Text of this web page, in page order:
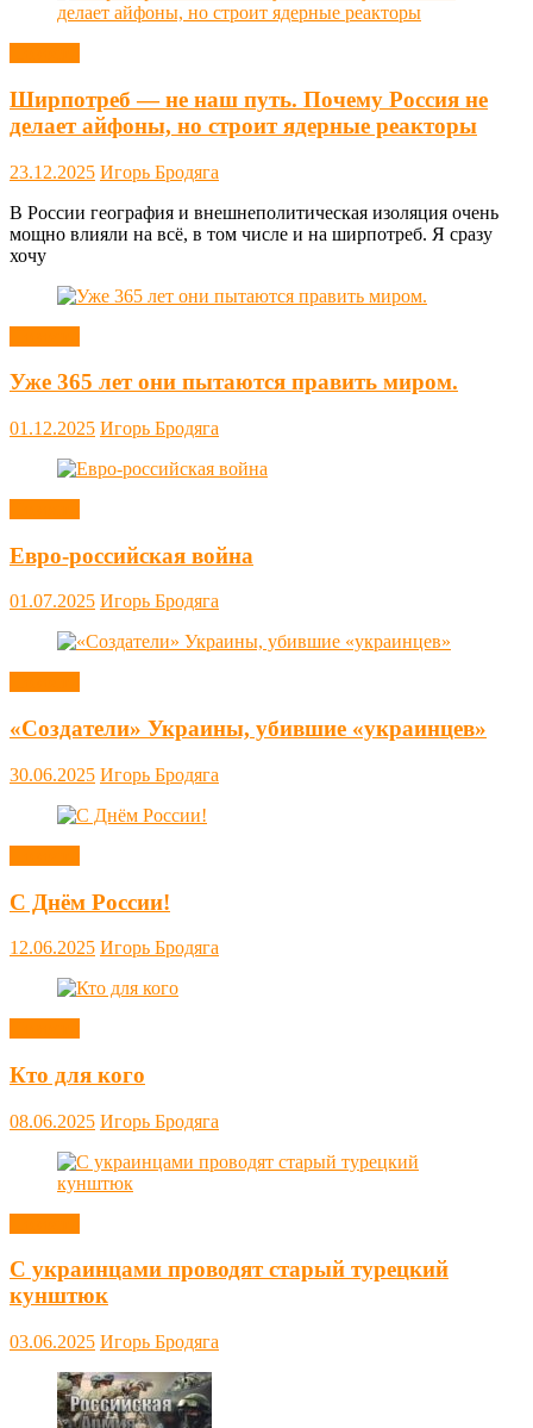
Ширпотреб — не наш путь. Почему Россия не
делает айфоны, но строит ядерные реакторы
23.12.2025 Игорь Бродяга
В России география и внешнеполитическая изоляция очень
мощно влияли на всё, в том числе и на ширпотреб. Я сразу
хочу
Уже 365 лет они пытаются править миром.
01.12.2025 Игорь Бродяга
Евро-российская война
01.07.2025 Игорь Бродяга
«Создатели» Украины, убившие «украинцев»
30.06.2025 Игорь Бродяга
С Днём России!
12.06.2025 Игорь Бродяга
Кто для кого
08.06.2025 Игорь Бродяга
С украинцами проводят старый турецкий
кунштюк
03.06.2025 Игорь Бродяга